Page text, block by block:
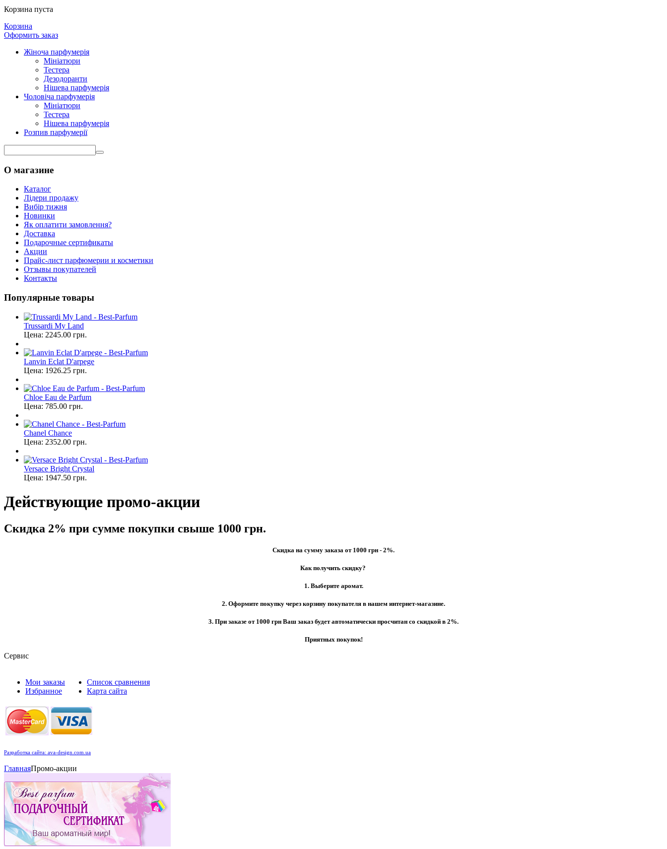
Корзина пуста
Корзина
Оформить заказ
Жіноча парфумерія
Мініатюри
Тестера
Дезодоранти
Нішева парфумерія
Чоловіча парфумерія
Мініатюри
Тестера
Нішева парфумерія
Розпив парфумерії
О магазине
Каталог
Лідери продажу
Вибір тижня
Новинки
Як оплатити замовлення?
Доставка
Подарочные сертификаты
Акции
Прайс-лист парфюмерии и косметики
Отзывы покупателей
Контакты
Популярные товары
Trussardi My Land
Цена: 2245.00 грн.
Lanvin Eclat D'arpege
Цена: 1926.25 грн.
Chloe Eau de Parfum
Цена: 785.00 грн.
Chanel Chance
Цена: 2352.00 грн.
Versace Bright Crystal
Цена: 1947.50 грн.
Действующие промо-акции
Скидка 2% при сумме покупки свыше 1000 грн.
Скидка на сумму заказа от 1000 грн - 2%.
Как получить скидку?
1. Выберите аромат.
2. Оформите покупку через корзину покупателя в нашем интернет-магазине.
3. При заказе от 1000 грн Ваш заказ будет автоматически просчитан со скидкой в 2%.
Приятных покупок!
Сервис
Мои заказы
Избранное
Список сравнения
Карта сайта
Разработка сайта: ava-design.com.ua
ГлавнаяПромо-акции